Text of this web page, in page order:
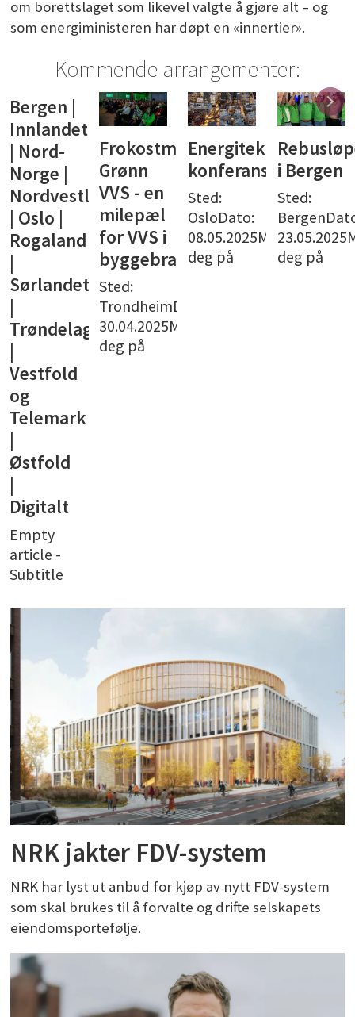
om borettslaget som likevel valgte å gjøre alt – og
som energiministeren har døpt en «innertier».
Kommende arrangementer:
Bergen |
Innlandet
| Nord-
Norge |
Nordvestlandet
| Oslo |
Rogaland
|
Sørlandet
|
Trøndelag
|
Vestfold
og
Telemark
|
Østfold
|
Digitalt
Empty
article -
Subtitle
Frokostmøte:
Grønn
VVS - en
milepæl
for VVS i
byggebransjen
Sted:
TrondheimDato:
30.04.2025Meld
deg på
Energiteknisk
konferanse
Sted:
OsloDato:
08.05.2025Meld
deg på
i Bergen
Sted:
deg på
NRK jakter FDV-system
NRK har lyst ut anbud for kjøp av nytt FDV-system
som skal brukes til å forvalte og drifte selskapets
eiendomsportefølje.